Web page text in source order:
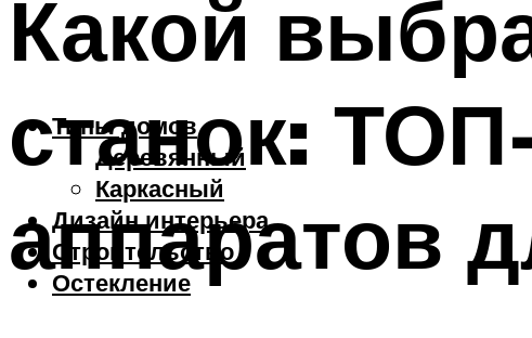
Типы домов
Деревянный
Каркасный
Дизайн интерьера
Строительство
Остекление
Какой
станок:
аппаратов